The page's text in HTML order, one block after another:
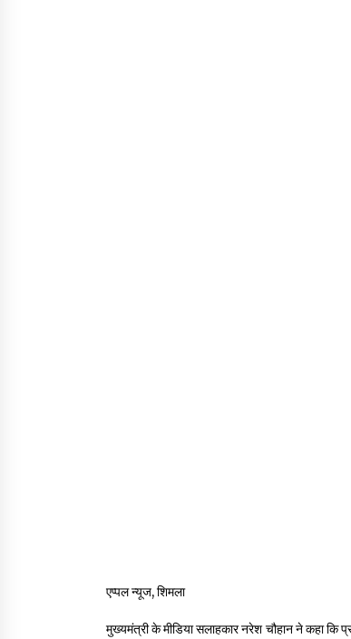
एप्पल न्यूज, शिमला
मुख्यमंत्री के मीडिया सलाहकार नरेश चौहान ने कहा कि